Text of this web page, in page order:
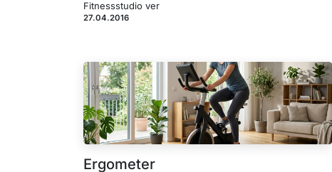
Fitnessstudio ver
27.04.2016
Ergometer